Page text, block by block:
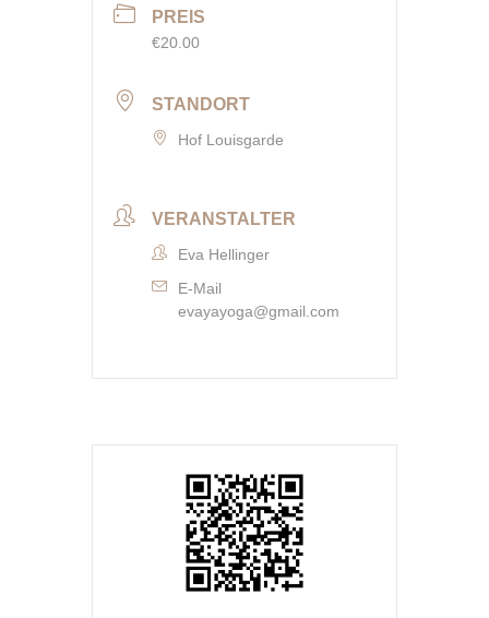
PREIS
€20.00
STANDORT
Hof Louisgarde
VERANSTALTER
Eva Hellinger
E-Mail
evayayoga@gmail.com